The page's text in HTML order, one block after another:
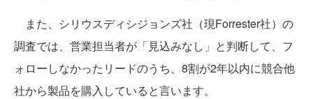
また、シリウスディシジョンズ社（現Forrester社）の
調査では、営業担当者が「見込みなし」と判断して、フ
ォローしなかったリードのうち、8割が2年以内に競合他
社から製品を購入していると言います。